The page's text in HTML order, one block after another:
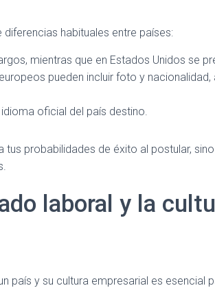
habituales entre países:
mientras que en Estados Unidos se
pueden incluir foto y
oficial del país destino.
probabilidades de éxito al postular,
laboral y la
país y su cultura empresarial es esencial